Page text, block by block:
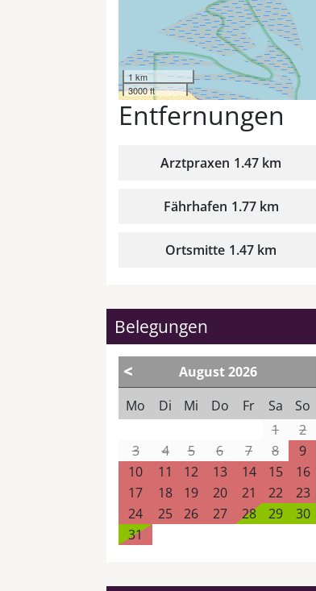
1 km
3000 ft
Entfernungen
Arztpraxen 1.47 km
Fährhafen 1.77 km
Ortsmitte 1.47 km
Belegungen
< August2026
Mo
Di Mi Do Fr Sa
So
1
2
3
4 5 6 7 8
9
10
11 12 13 14 15
16
17
18 19 20 21 22
23
24
25 26 27 28 29
30
31